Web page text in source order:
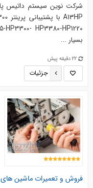
شرکت نوین سیستم داتیس
بسیار ...
22 دقیقه پیش
جزئیات
فروش و تعمیرات ماشین های